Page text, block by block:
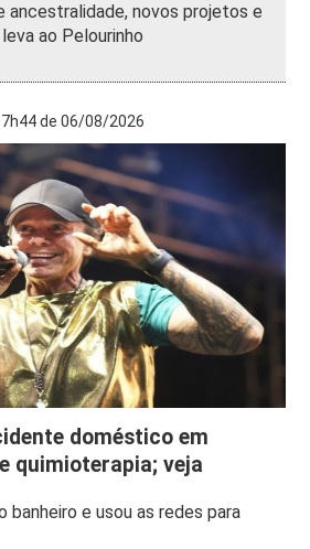
ancestralidade, novos projetos e
ao Pelourinho
de 06/08/2026
doméstico em
quimioterapia; veja
banheiro e usou as redes para